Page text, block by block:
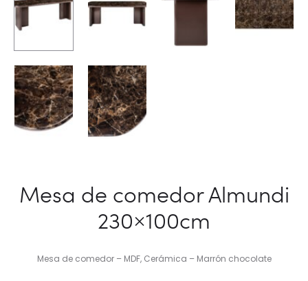
Mesa de comedor Almundi
230×100cm
Mesa de comedor – MDF, Cerámica – Marrón chocolate